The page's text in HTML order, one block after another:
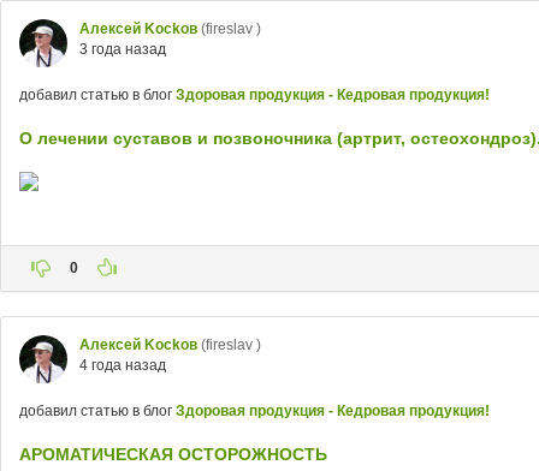
Aлексей Kockoв (fireslav )
3 года назад
добавил статью в блог Здоровая продукция - Кедровая продукция!
О лечении суставов и позвоночника (артрит,
0
Aлексей Kockoв (fireslav )
4 года назад
добавил статью в блог Здоровая продукция - Кедровая продукция!
АРОМАТИЧЕСКАЯ ОСТОРОЖНОСТЬ